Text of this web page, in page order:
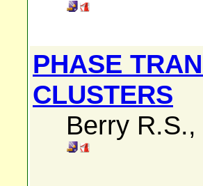
PHASE
CLUSTERS
Berry R.S.,